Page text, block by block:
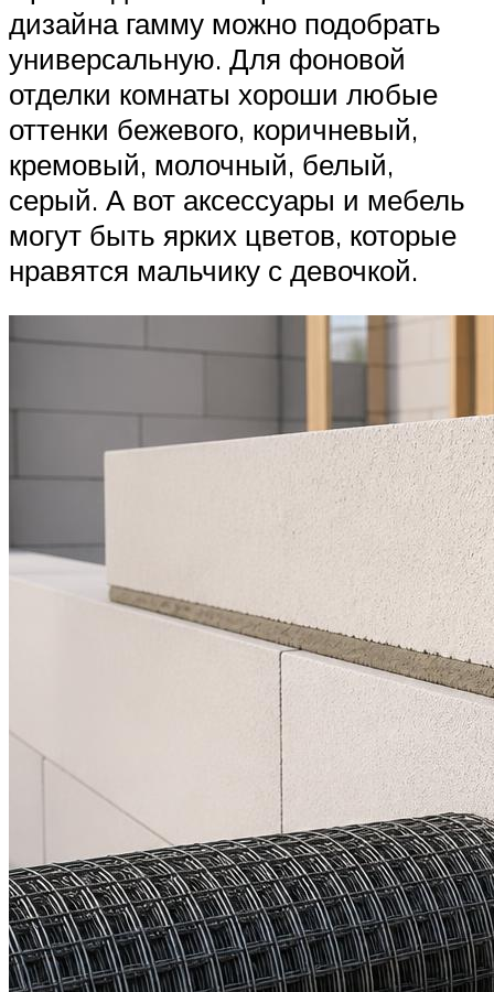
дизайна гамму можно подобрать
универсальную. Для фоновой
отделки комнаты хороши любые
оттенки бежевого, коричневый,
кремовый, молочный, белый,
серый. А вот аксессуары и мебель
могут быть ярких цветов, которые
нравятся мальчику с девочкой.